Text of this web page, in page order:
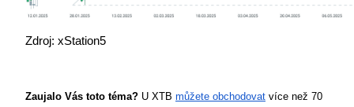
Zdroj: xStation5
Zaujalo Vás toto téma? U XTB můžete obchodovat